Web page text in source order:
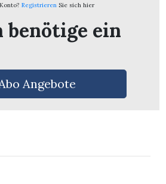
Registrieren Sie sich hier
benötige ein
Angebote